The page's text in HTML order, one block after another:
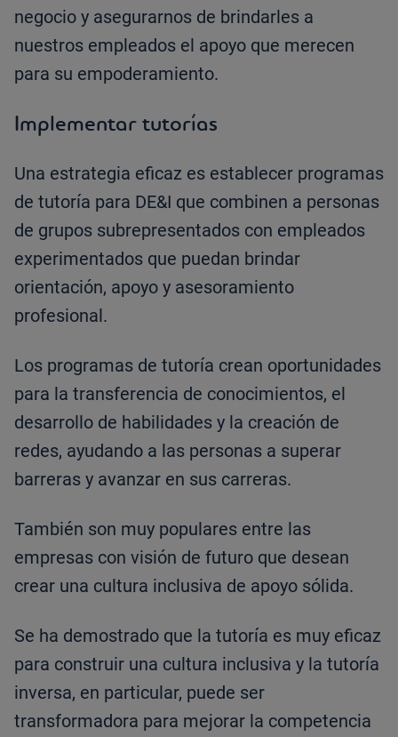
negocio y asegurarnos de brindarles a
nuestros empleados el apoyo que merecen
para su empoderamiento.
Implementar tutorías
Una estrategia eficaz es establecer programas
de tutoría para DE&I que combinen a personas
de grupos subrepresentados con empleados
experimentados que puedan brindar
orientación, apoyo y asesoramiento
profesional.
Los programas de tutoría crean oportunidades
para la transferencia de conocimientos, el
desarrollo de habilidades y la creación de
redes, ayudando a las personas a superar
barreras y avanzar en sus carreras.
También son muy populares entre las
empresas con visión de futuro que desean
crear una cultura inclusiva de apoyo sólida.
Se ha demostrado que la tutoría es muy eficaz
para construir una cultura inclusiva y la tutoría
inversa, en particular, puede ser
transformadora para mejorar la competencia